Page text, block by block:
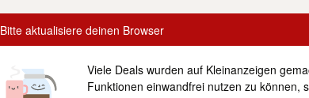
Bitte aktualisiere deinen Browser
Viele Deals wurden auf Kleinanzeigen
Funktionen einwandfrei nutzen zu